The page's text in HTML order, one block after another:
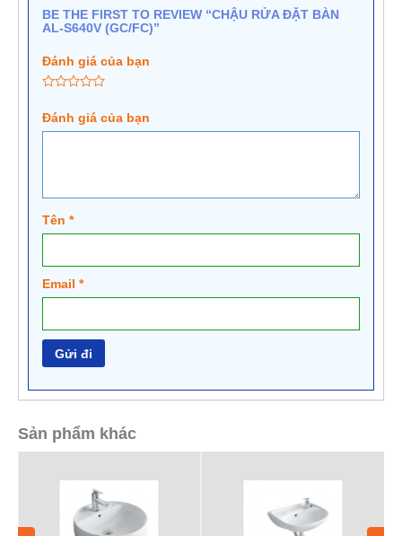
BE THE FIRST TO REVIEW “CHẬU RỬA ĐẶT BÀN
AL-S640V (GC/FC)”
Đánh giá của bạn
Đánh giá của bạn
Tên *
Email *
Sản phẩm khác